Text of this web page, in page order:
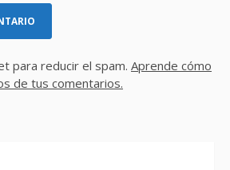
para reducir el spam. Aprende cómo
de tus comentarios.